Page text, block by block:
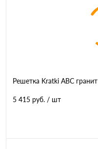
Решетка Kratki ABC гранит
5 415 руб. / шт